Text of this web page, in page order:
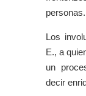
personas.
Los
E., a
un
decir